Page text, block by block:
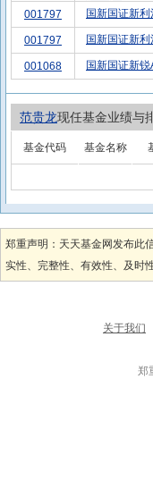
001797 国新国证新
001797 国新国证新
001068 国新国证新锐
范贵龙现任基金业绩与
基金代码 基金名称
郑重声明：天天基金网发布此
实性、完整性、有效性、及时
关于我们
郑